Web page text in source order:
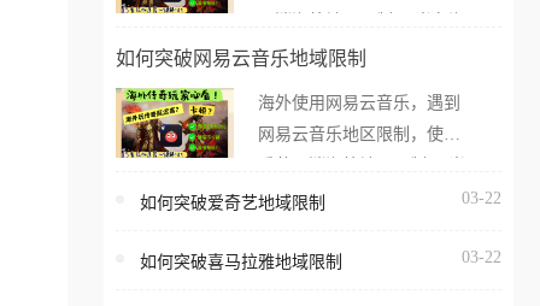
外打开腾讯视频，却突然弹
地区无法播放”的提示语。
海外用户如香港、澳门、台
亚、欧洲等国家和地区时，
台一样，出现地区及版权限
如何突破网易云音乐地域限制
海外使用网易云音乐，遇到
网易云音乐地区限制，使用
在海外打开网易云音乐，却
所在的地区无法播放”的提示
如何突破爱奇艺地域限制 03-22
如何突破喜马拉雅地域限制 03-22